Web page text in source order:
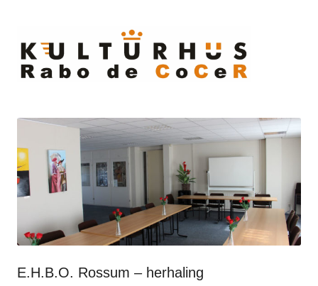
E.H.B.O. Rossum – herhaling